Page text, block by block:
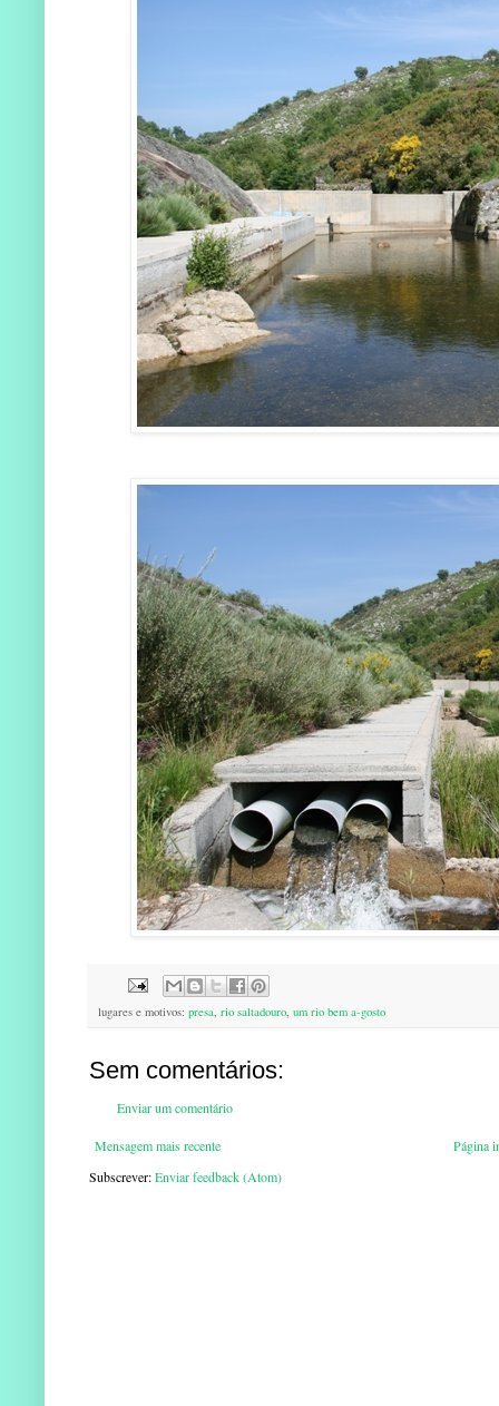
lugares e motivos: presa, rio saltadouro, um rio bem a-gosto
Sem comentários:
Enviar um comentário
Mensagem mais recente
Página
Subscrever:Enviar feedback (Atom)